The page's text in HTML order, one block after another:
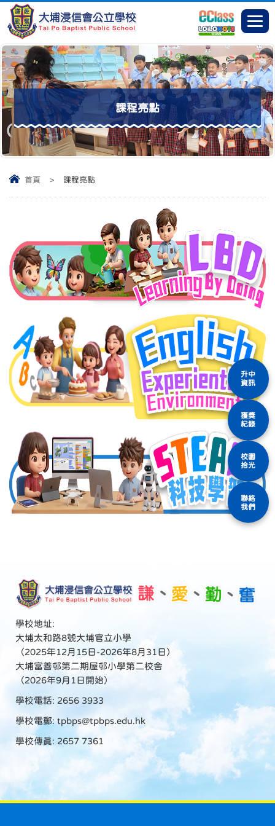
課程亮點
首頁 > 課程亮點
學校地址:
大埔太和路8號大埔官立小學
（2025年12月15日-2026年8月31日）
大埔富善邨第二期屋邨小學第二校舍
（2026年9月1日開始）
學校電話: 2656 3933
學校電郵: tpbps@tpbps.edu.hk
學校傳真: 2657 7361
升中
資訊
獲獎
紀錄
校園
拾光
聯絡
我們